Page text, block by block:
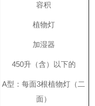
容积
植物灯
加湿器
450升（含）以下的
A型：每面3根植物灯（二
面）